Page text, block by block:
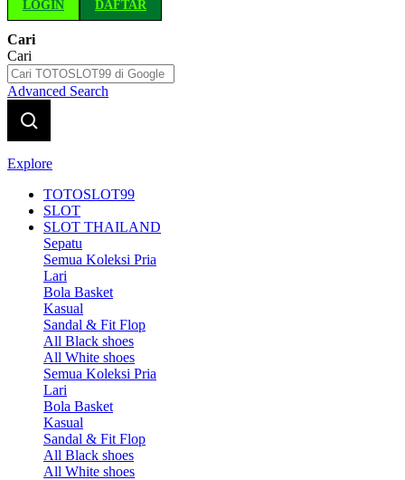
LOGIN DAFTAR
Cari
Cari
Advanced Search
Explore
TOTOSLOT99
SLOT
SLOT THAILAND
Sepatu
Semua Koleksi Pria
Lari
Bola Basket
Kasual
Sandal & Fit Flop
All Black shoes
All White shoes
Semua Koleksi Pria
Lari
Bola Basket
Kasual
Sandal & Fit Flop
All Black shoes
All White shoes